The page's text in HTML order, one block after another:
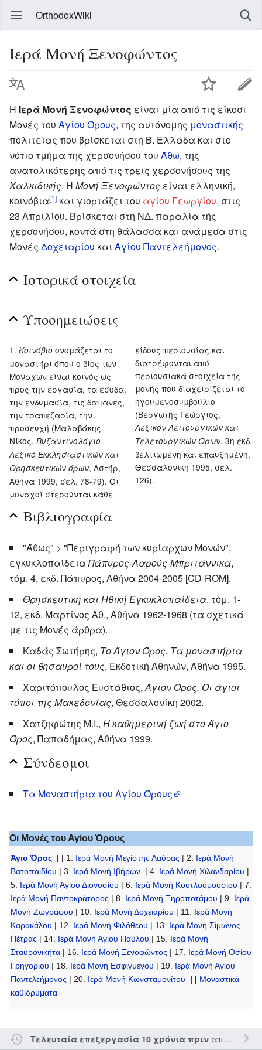
OrthodoxWiki
Ιερά Μονή Ξενοφώντος
Η Ιερά Μονή Ξενοφώντος είναι μία από τις είκοσι
Μονές του Αγίου Όρους, της αυτόνομης μοναστικής
πολιτείας που βρίσκεται στη Β. Ελλάδα και στο
νότιο τμήμα της χερσονήσου του Άθω, της
ανατολικότερης από τις τρεις χερσονήσους της
Χαλκιδικής. Η Μονή Ξενοφώντος είναι ελληνική,
κοινόβια[1] και γιορτάζει του αγίου Γεωργίου, στις
23 Απριλίου. Βρίσκεται στη ΝΔ. παραλία τής
χερσονήσου, κοντά στη θάλασσα και ανάμεσα στις
Μονές Δοχειαρίου και Αγίου Παντελεήμονος.
Ιστορικά στοιχεία
Υποσημειώσεις
Κοινόβιο ονομάζεται το
μοναστήρι όπου ο βίος των
Μοναχών είναι κοινός ως
προς την εργασία, τα έσοδα,
την ενδυμασία, τις δαπάνες,
την τραπεζαρία, την
προσευχή (Μαλαβάκης
Νίκος, Βυζαντινολόγιο-
Λεξικό Εκκλησιαστικών και
Θρησκευτικών όρων, Αστήρ,
Αθήνα 1999, σελ. 78-79). Οι
μοναχοί στερούνται κάθε
είδους περιουσίας και
διατρέφονται από
περιουσιακά στοιχεία της
μονής που διαχειρίζεται το
ηγουμενοσυμβούλιο
(Βεργωτής Γεώργιος,
Λεξικόν Λειτουργικών και
Τελετουργικών Όρων, 3η έκδ.
βελτιωμένη και επαυξημένη,
Θεσσαλονίκη 1995, σελ.
126).
Βιβλιογραφία
"Άθως" > "Περιγραφή των κυρίαρχων Μονών",
εγκυκλοπαίδεια Πάπυρος-Λαρούς-Μπριτάννικα,
τόμ. 4, εκδ. Πάπυρος, Αθήνα 2004-2005 [CD-ROM].
Θρησκευτική και Ηθική Εγκυκλοπαίδεια, τόμ. 1-
12, εκδ. Μαρτίνος Αθ., Αθήνα 1962-1968 (τα σχετικά
με τις Μονές άρθρα).
Καδάς Σωτήρης, Το Άγιον Όρος. Τα μοναστήρια
και οι θησαυροί τους, Εκδοτική Αθηνών, Αθήνα 1995.
Χαριτόπουλος Ευστάθιος, Άγιον Όρος. Οι άγιοι
τόποι της Μακεδονίας, Θεσσαλονίκη 2002.
Χατζηφώτης Μ.Ι., Η καθημερινή ζωή στο Άγιο
Όρος, Παπαδήμας, Αθήνα 1999.
Σύνδεσμοι
Τα Μοναστήρια του Αγίου Όρους
Οι Μονές του Αγίου Όρους
Άγιο Όρος | | 1. Ιερά Μονή Μεγίστης Λαύρας | 2. Ιερά Μονή
Βατοπαιδίου | 3. Ιερά Μονή Ιβήρων | 4. Ιερά Μονή Χιλανδαρίου |
5. Ιερά Μονή Αγίου Διονυσίου | 6. Ιερά Μονή Κουτλουμουσίου | 7.
Ιερά Μονή Παντοκράτορος | 8. Ιερά Μονή Ξηροποτάμου | 9. Ιερά
Μονή Ζωγράφου | 10. Ιερά Μονή Δοχειαρίου | 11. Ιερά Μονή
Καρακάλου | 12. Ιερά Μονή Φιλόθεου | 13. Ιερά Μονή Σίμωνος
Πέτρας | 14. Ιερά Μονή Αγίου Παύλου | 15. Ιερά Μονή
Σταυρονικήτα | 16. Ιερά Μονή Ξενοφώντος | 17. Ιερά Μονή Οσίου
Γρηγορίου | 18. Ιερά Μονή Εσφιγμένου | 19. Ιερά Μονή Αγίου
Παντελεήμονος | 20. Ιερά Μονή Κωνσταμονίτου | | Μοναστικά
καθιδρύματα
Τελευταία επεξεργασία 10 χρόνια πριναπό τον την